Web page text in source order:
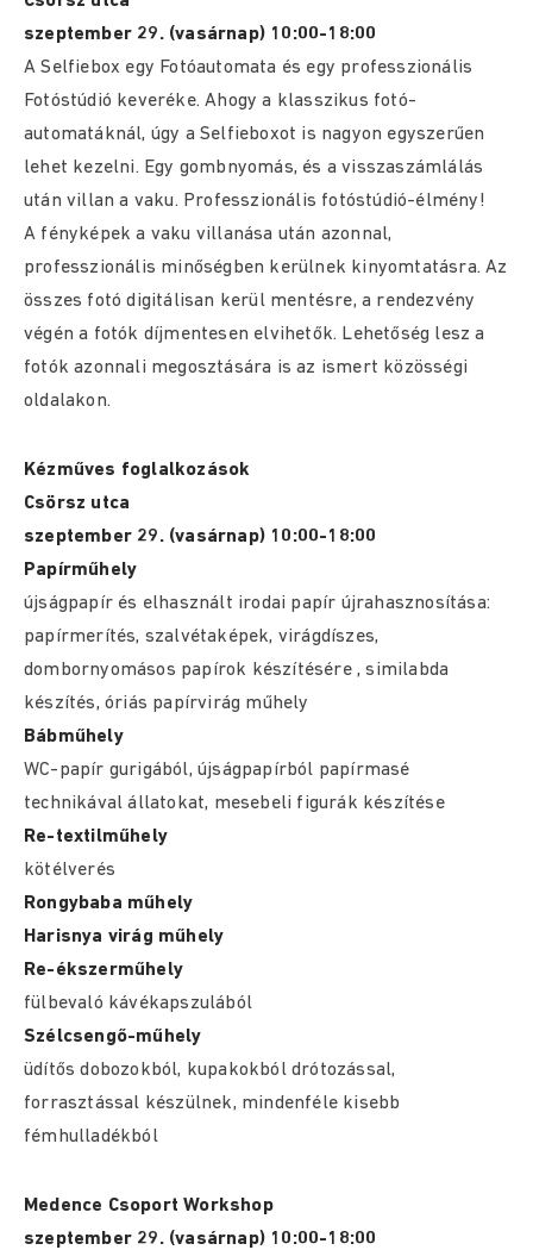
szeptember 29. (vasárnap) 10:00-18:00
A Selfiebox egy Fotóautomata és egy professzionális
Fotóstúdió keveréke. Ahogy a klasszikus fotó-
automatáknál, úgy a Selfieboxot is nagyon egyszerűen
lehet kezelni. Egy gombnyomás, és a visszaszámlálás
után villan a vaku. Professzionális fotóstúdió-élmény!
A fényképek a vaku villanása után azonnal,
professzionális minőségben kerülnek kinyomtatásra. Az
összes fotó digitálisan kerül mentésre, a rendezvény
végén a fotók díjmentesen elvihetők. Lehetőség lesz a
fotók azonnali megosztására is az ismert közösségi
oldalakon.
Kézműves foglalkozások
Csörsz utca
szeptember 29. (vasárnap) 10:00-18:00
Papírműhely
újságpapír és elhasznált irodai papír újrahasznosítása:
papírmerítés, szalvétaképek, virágdíszes,
dombornyomásos papírok készítésére , similabda
készítés, óriás papírvirág műhely
Bábműhely
WC-papír gurigából, újságpapírból papírmasé
technikával állatokat, mesebeli figurák készítése
Re-textilműhely
kötélverés
Rongybaba műhely
Harisnya virág műhely
Re-ékszerműhely
fülbevaló kávékapszulából
Szélcsengő-műhely
üdítős dobozokból, kupakokból drótozással,
forrasztással készülnek, mindenféle kisebb
fémhulladékból
Medence Csoport Workshop
szeptember 29. (vasárnap) 10:00-18:00